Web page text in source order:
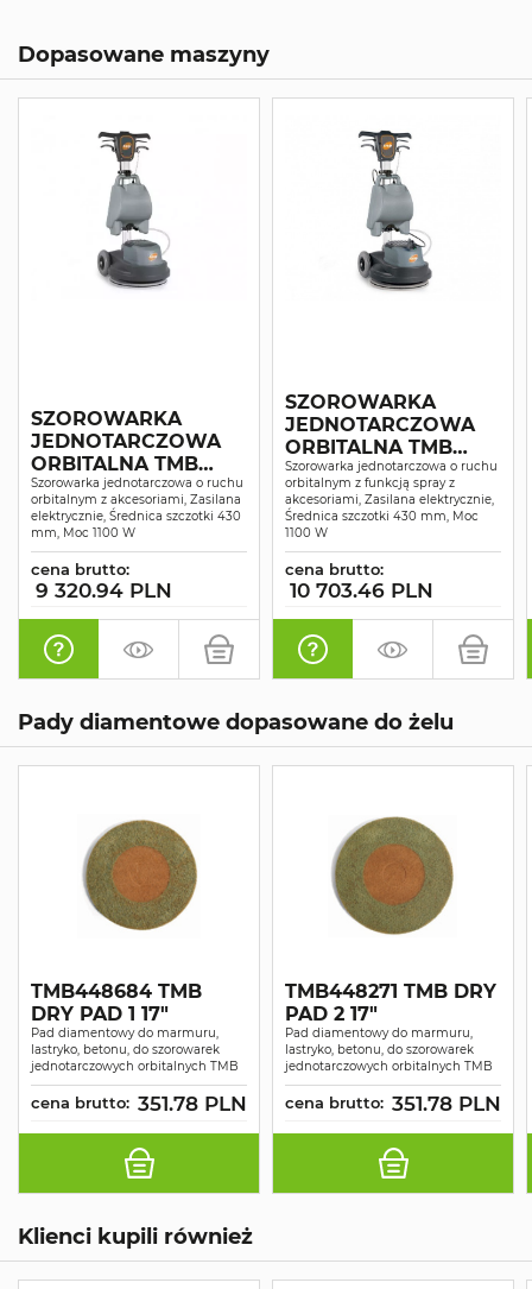
Dopasowane maszyny
SZOROWARKA
JEDNOTARCZOWA
ORBITALNA TMB
TPO43
Szorowarka jednotarczowa o ruchu
orbitalnym z akcesoriami, Zasilana
elektrycznie, Średnica szczotki 430
mm, Moc 1100 W
cena brutto:
9 320.94 PLN
SZOROWARKA
JEDNOTARCZOWA
ORBITALNA TMB
TPO43 SPRAY
Szorowarka jednotarczowa o ruchu
orbitalnym z funkcją spray z
akcesoriami, Zasilana elektrycznie,
Średnica szczotki 430 mm, Moc
1100 W
cena brutto:
10 703.46 PLN
Pady diamentowe dopasowane do żelu
TMB448684 TMB
DRY PAD 1 17"
Pad diamentowy do marmuru,
lastryko, betonu, do szorowarek
jednotarczowych orbitalnych TMB
cena brutto: 351.78 PLN
TMB448271 TMB DRY
PAD 2 17"
Pad diamentowy do marmuru,
lastryko, betonu, do szorowarek
jednotarczowych orbitalnych TMB
cena brutto: 351.78 PLN
Klienci kupili również